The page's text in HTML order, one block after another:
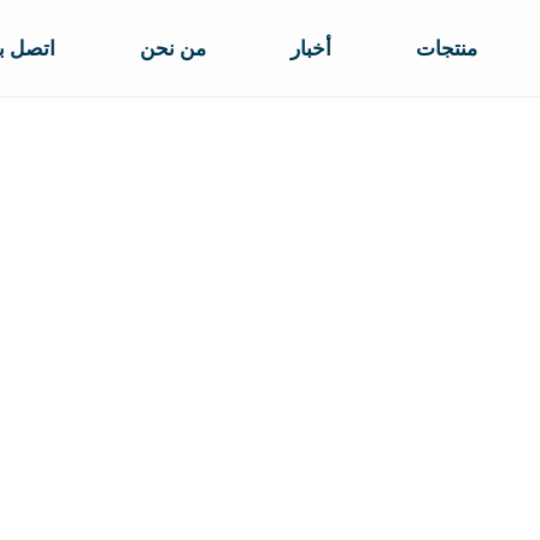
منتجات أخبار من نحن اتصل